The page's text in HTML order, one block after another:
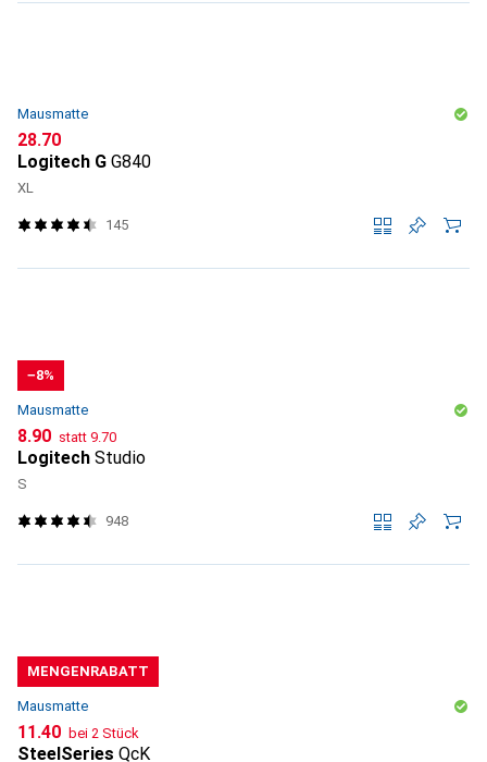
Mausmatte
CHF
28.70
Logitech G G840
XL
145
−8%
Mausmatte
CHF
8.90 statt CHF
9.70
Logitech Studio
S
948
MENGENRABATT
Mausmatte
CHF
11.40 bei 2 Stück
SteelSeries QcK